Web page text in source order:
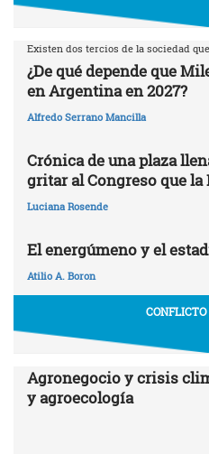
Existen dos tercios de la sociedad
¿De qué depende que
en Argentina en 2027?
Alfredo Serrano Mancilla
Crónica de una plaza
gritar al Congreso que la
Luciana Rosende
El energúmeno y el
Atilio A. Boron
Agronegocio y crisis
y agroecología